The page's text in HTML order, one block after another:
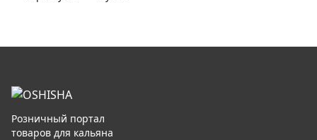
Розничный портал
товаров для кальяна